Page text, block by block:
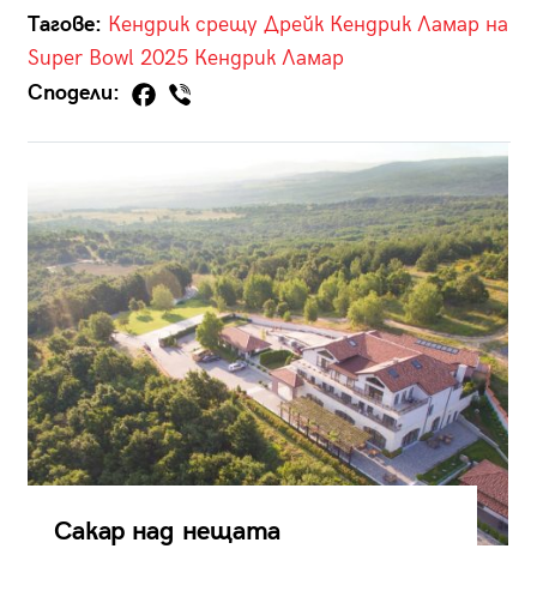
Тагове: Кендрик срещу Дрейк Кендрик Ламар на
Super Bowl 2025 Кендрик Ламар
Сподели:
Сакар над нещата